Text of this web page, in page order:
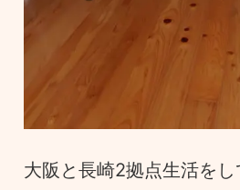
大阪と長崎2拠点生活をし